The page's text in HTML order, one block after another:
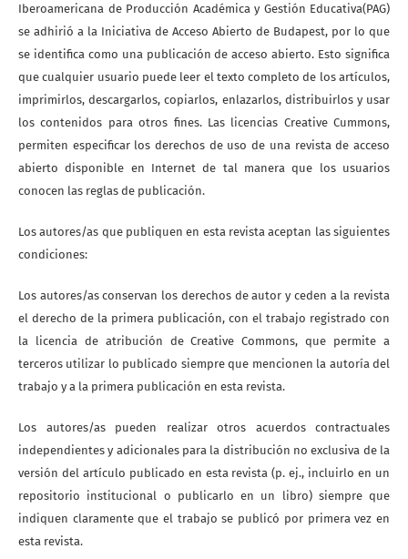
Iberoamericana de Producción Académica y Gestión Educativa(PAG)
se adhirió a la Iniciativa de Acceso Abierto de Budapest, por lo que
se identifica como una publicación de acceso abierto. Esto significa
que cualquier usuario puede leer el texto completo de los artículos,
imprimirlos, descargarlos, copiarlos, enlazarlos, distribuirlos y usar
los contenidos para otros fines. Las licencias Creative Cummons,
permiten especificar los derechos de uso de una revista de acceso
abierto disponible en Internet de tal manera que los usuarios
conocen las reglas de publicación.
Los autores/as que publiquen en esta revista aceptan las siguientes
condiciones:
Los autores/as conservan los derechos de autor y ceden a la revista
el derecho de la primera publicación, con el trabajo registrado con
la licencia de atribución de Creative Commons, que permite a
terceros utilizar lo publicado siempre que mencionen la autoría del
trabajo y a la primera publicación en esta revista.
Los autores/as pueden realizar otros acuerdos contractuales
independientes y adicionales para la distribución no exclusiva de la
versión del artículo publicado en esta revista (p. ej., incluirlo en un
repositorio institucional o publicarlo en un libro) siempre que
indiquen claramente que el trabajo se publicó por primera vez en
esta revista.